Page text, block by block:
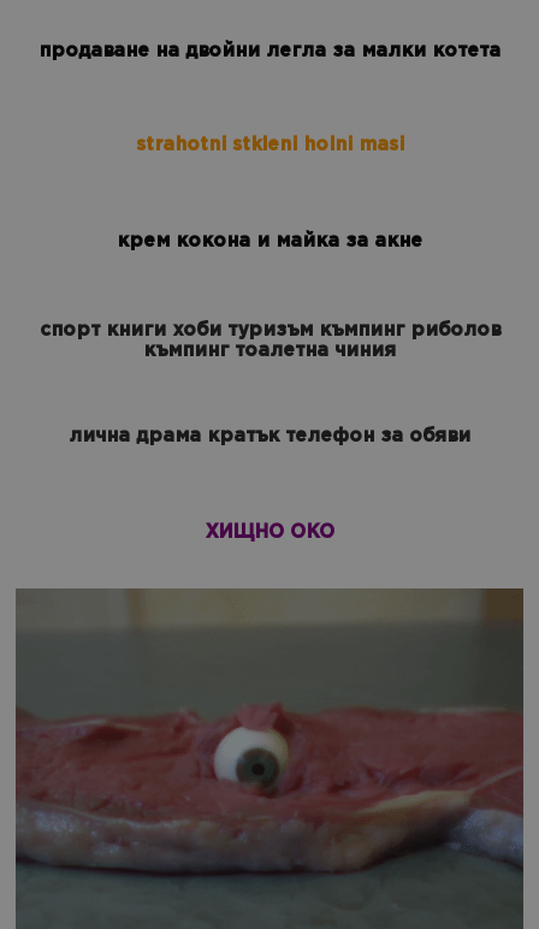
продаване на двойни легла за малки котета
strahotni stkleni holni masi
крем кокона и майка за акне
спорт книги хоби туризъм къмпинг риболов
къмпинг тоалетна чиния
лична драма кратък телефон за обяви
ХИЩНО ОКО